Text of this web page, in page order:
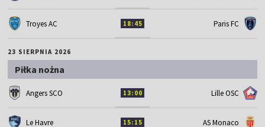
Troyes AC 18:45 Paris FC
23 SIERPNIA 2026
Piłka nożna
Angers SCO 13:00 Lille OSC
Le Havre 15:15 AS Monaco